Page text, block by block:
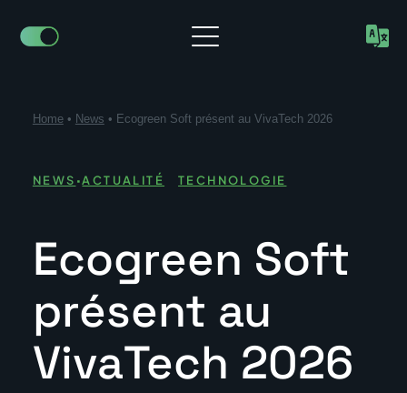
Home• News • Ecogreen Soft présent au VivaTech 2026
NEWS ·ACTUALITÉ TECHNOLOGIE
Ecogreen Soft
présent au
VivaTech 2026